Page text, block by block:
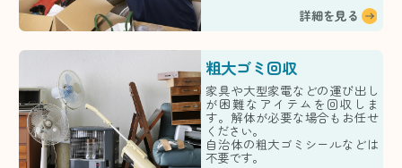
詳細を見る
粗大ゴミ回収
家具や大型家電などの運び出し
が困難なアイテムを回収しま
す。解体が必要な場合もお任せ
ください。
自治体の粗大ゴミシールなどは
不要です。